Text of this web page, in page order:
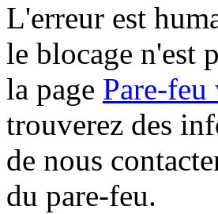
L'erreur est
le blocage n'est
la page Pare-feu
trouverez des
de nous
du pare-feu.